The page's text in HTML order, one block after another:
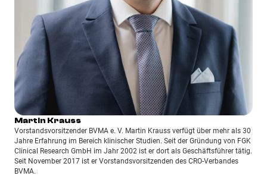
Martin Krauss
Vorstandsvorsitzender BVMA e. V. Martin Krauss verfügt über mehr als 30
Jahre Erfahrung im Bereich klinischer Studien. Seit der Gründung von FGK
Clinical Research GmbH im Jahr 2002 ist er dort als Geschäftsführer tätig.
Seit November 2017 ist er Vorstandsvorsitzenden des CRO-Verbandes
BVMA.